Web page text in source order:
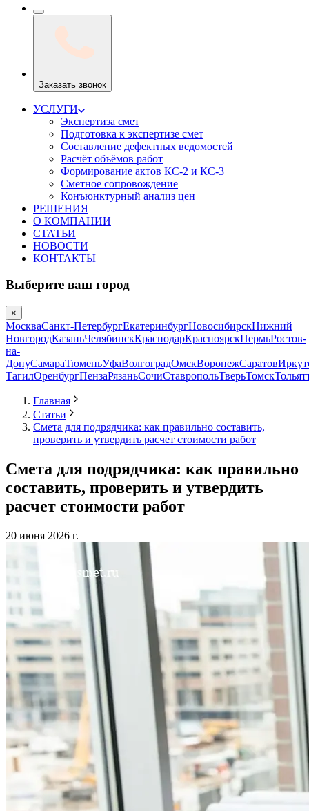
Заказать звонок
УСЛУГИ
Экспертиза смет
Подготовка к экспертизе смет
Составление дефектных ведомостей
Расчёт объёмов работ
Формирование актов КС-2 и КС-3
Сметное сопровождение
Конъюнктурный анализ цен
РЕШЕНИЯ
О КОМПАНИИ
СТАТЬИ
НОВОСТИ
КОНТАКТЫ
Выберите ваш город
×
МоскваСанкт-ПетербургЕкатеринбургНовосибирскНижний
НовгородКазаньЧелябинскКраснодарКрасноярскПермьРостов-
на-
ДонуСамараТюменьУфаВолгоградОмскВоронежСаратов
ТагилОренбургПензаРязаньСочиСтавропольТверьТомск
Главная
Статьи
Смета для подрядчика: как правильно составить,
проверить и утвердить расчет стоимости работ
Смета для подрядчика: как правильно
составить, проверить и утвердить
расчет стоимости работ
20 июня 2026 г.